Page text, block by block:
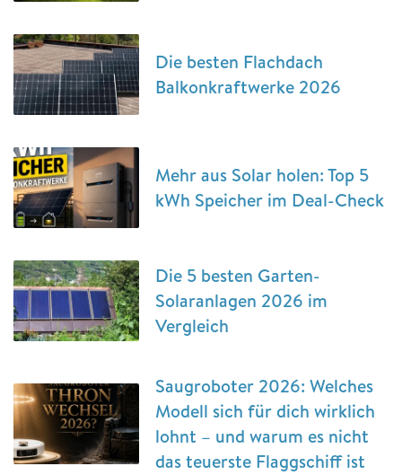
Die besten Flachdach
Balkonkraftwerke 2026
Mehr aus Solar holen: Top 5
kWh Speicher im Deal-Check
Die 5 besten Garten-
Solaranlagen 2026 im
Vergleich
Saugroboter 2026: Welches
Modell sich für dich wirklich
lohnt – und warum es nicht
das teuerste Flaggschiff ist